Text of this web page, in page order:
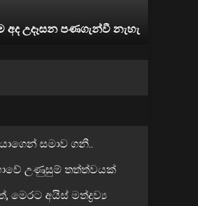
උදෑසන පණගැන්වී නැහැ
සමාව ගනී..
උණුසුම් තත්ත්වයක්
මෙරට අයිස් මත්ද්‍රව්‍ය